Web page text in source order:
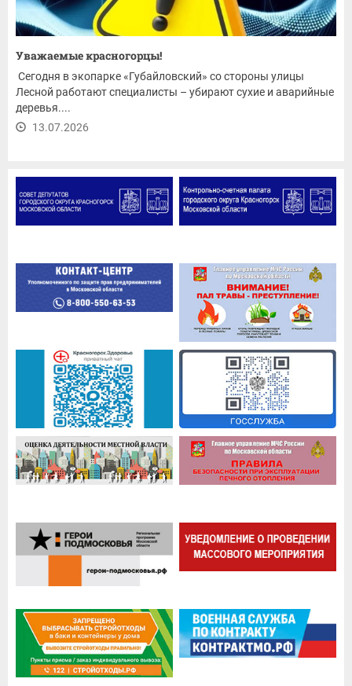
Уважаемые красногорцы!
Сегодня в экопарке «Губайловский» со стороны улицы
Лесной работают специалисты – убирают сухие и аварийные
деревья....
13.07.2026